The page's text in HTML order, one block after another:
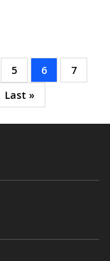
Page
5
Current
page
6 Page
7
Last
page
Last »